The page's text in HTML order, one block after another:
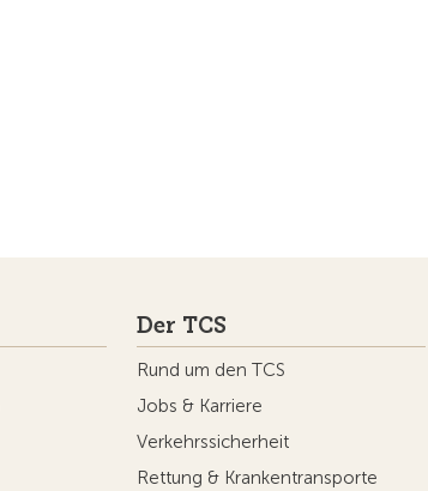
Der TCS
Rund um den TCS
Jobs & Karriere
Verkehrssicherheit
Rettung & Krankentransporte